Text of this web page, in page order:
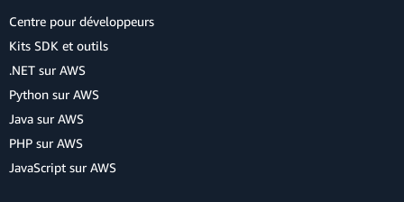
Centre pour développeurs
Kits SDK et outils
.NET sur AWS
Python sur AWS
Java sur AWS
PHP sur AWS
JavaScript sur AWS